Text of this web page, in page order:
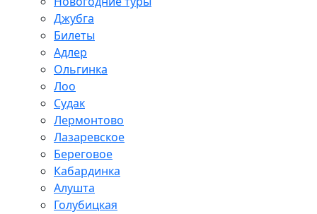
Джубга
Билеты
Адлер
Ольгинка
Лоо
Судак
Лермонтово
Лазаревское
Береговое
Кабардинка
Алушта
Голубицкая